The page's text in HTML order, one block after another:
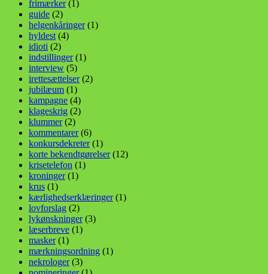
frimærker(1)
guide (2)
helgenkåringer(1)
hyldest (4)
idioti (2)
indstillinger(1)
interview (5)
irettesættelser(2)
jubilæum (1)
kampagne (4)
klageskrig (2)
klummer(2)
kommentarer(6)
konkursdekreter(1)
korte bekendtgørelser(12)
krisetelefon (1)
kroninger(1)
krus (1)
kærlighedserklæringer(1)
lovforslag (2)
lykønskninger(3)
læserbreve (1)
masker(1)
mærkningsordning (1)
nekrologer(3)